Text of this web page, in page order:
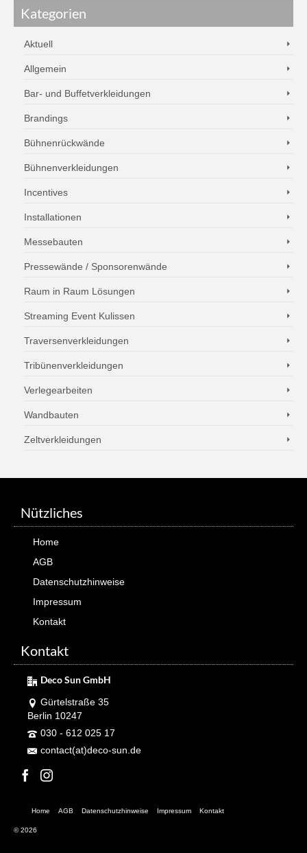
Kategorien
Aktuell
Allgemein
Bar- und Buffetverkleidungen
Brandings
Bühnenrückwände
Bühnenverkleidungen
Incentives
Installationen
Messebauten
Pressewände / Sponsorenwände
Raum in Raum Lösungen
Streaming Event Kulissen
Traversenverkleidungen
Tribünenverkleidungen
Verlegearbeiten
Wandbauten
Zeltverkleidungen
Nützliches
Home
AGB
Datenschutzhinweise
Impressum
Kontakt
Kontakt
Deco Sun GmbH
Gürtelstraße 35
Berlin 10247
030 - 612 025 17
contact(at)deco-sun.de
Home AGB Datenschutzhinweise Impressum Kontakt
© 2026